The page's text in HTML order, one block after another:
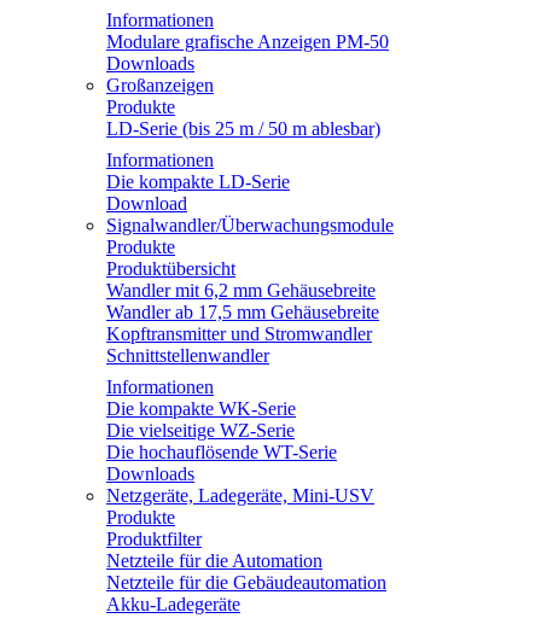
Informationen
Modulare grafische Anzeigen PM-50
Downloads
Großanzeigen
Produkte
LD-Serie (bis 25 m / 50 m ablesbar)
Informationen
Die kompakte LD-Serie
Download
Signalwandler/Überwachungsmodule
Produkte
Produktübersicht
Wandler mit 6,2 mm Gehäusebreite
Wandler ab 17,5 mm Gehäusebreite
Kopftransmitter und Stromwandler
Schnittstellenwandler
Informationen
Die kompakte WK-Serie
Die vielseitige WZ-Serie
Die hochauflösende WT-Serie
Downloads
Netzgeräte, Ladegeräte, Mini-USV
Produkte
Produktfilter
Netzteile für die Automation
Netzteile für die Gebäudeautomation
Akku-Ladegeräte